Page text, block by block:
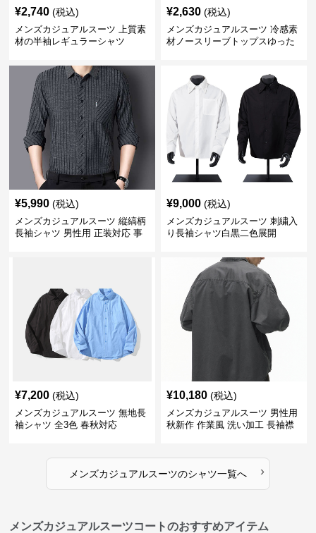
¥2,740 (税込)
メンズカジュアルスーツ 上質素
材の半袖レギュラーシャツ
¥2,630 (税込)
メンズカジュアルスーツ 冷感素
材ノースリーブトップスゆった
¥5,990 (税込)
メンズカジュアルスーツ 縦縞柄
長袖シャツ 男性用 正装対応 事
¥9,000 (税込)
メンズカジュアルスーツ 刺繍入
り長袖シャツ白黒二色展開
¥7,200 (税込)
メンズカジュアルスーツ 無地長
袖シャツ 全3色 春秋対応
¥10,180 (税込)
メンズカジュアルスーツ 男性用
秋新作 作業風 洗い加工 長袖襟
メンズカジュアルスーツのシャツ一覧へ ›
メンズカジュアルスーツコートのおすすめアイテム